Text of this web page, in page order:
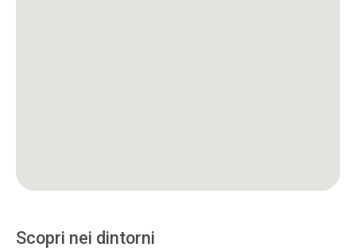
Scopri nei dintorni